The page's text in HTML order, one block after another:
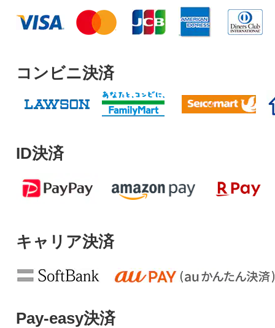
コンビニ決済
ID決済
キャリア決済
Pay-easy決済